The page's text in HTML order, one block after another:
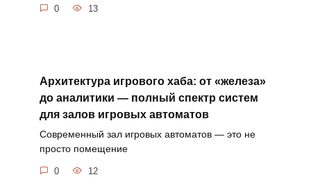
0 13
Архитектура игрового хаба: от «железа»
до аналитики — полный спектр систем
для залов игровых автоматов
Современный зал игровых автоматов — это не
просто помещение
0 12